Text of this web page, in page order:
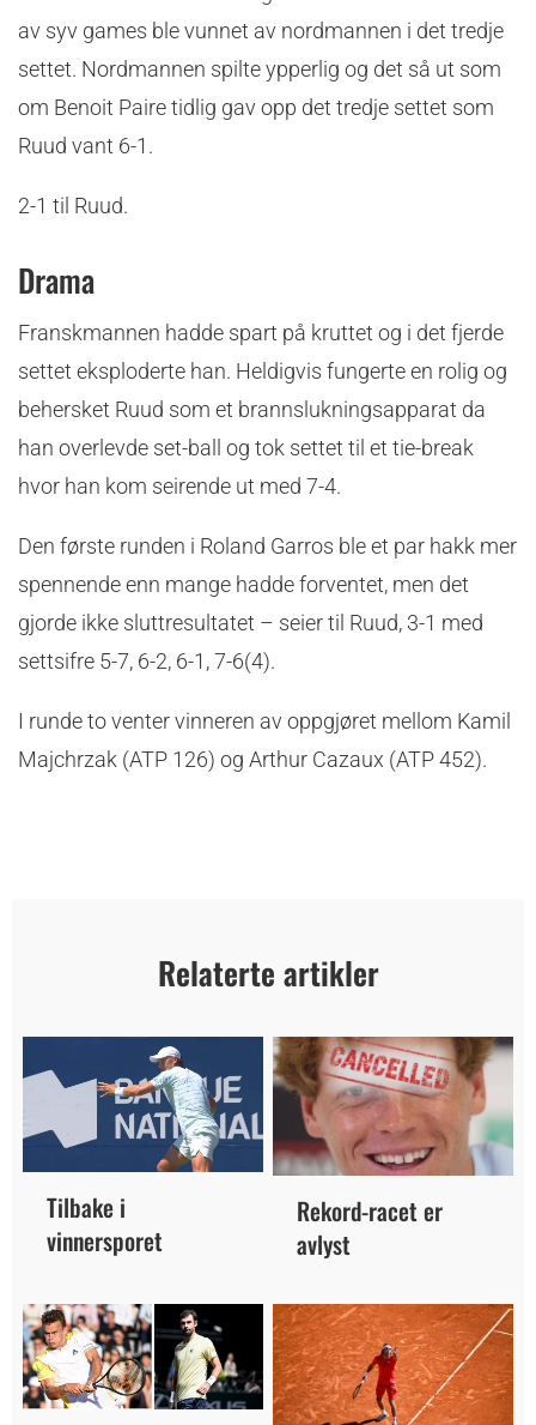
av syv games ble vunnet av nordmannen i det tredje
settet. Nordmannen spilte ypperlig og det så ut som
om Benoit Paire tidlig gav opp det tredje settet som
Ruud vant 6-1.
2-1 til Ruud.
Drama
Franskmannen hadde spart på kruttet og i det fjerde
settet eksploderte han. Heldigvis fungerte en rolig og
behersket Ruud som et brannslukningsapparat da
han overlevde set-ball og tok settet til et tie-break
hvor han kom seirende ut med 7-4.
Den første runden i Roland Garros ble et par hakk mer
spennende enn mange hadde forventet, men det
gjorde ikke sluttresultatet – seier til Ruud, 3-1 med
settsifre 5-7, 6-2, 6-1, 7-6(4).
I runde to venter vinneren av oppgjøret mellom Kamil
Majchrzak (ATP 126) og Arthur Cazaux (ATP 452).
Relaterte artikler
Tilbake i
vinnersporet
Rekord-racet er
avlyst